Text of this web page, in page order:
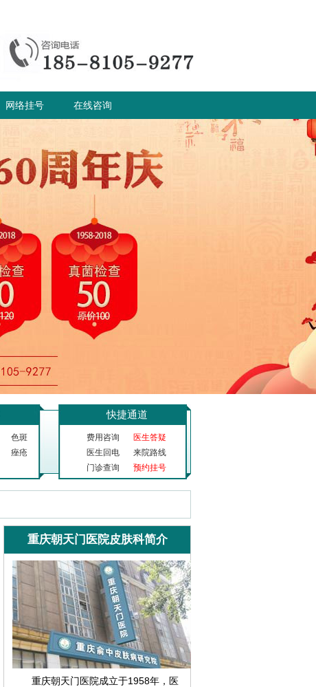
网络挂号 在线咨询
色斑
痤疮
快捷通道
费用咨询
医生答疑
医生回电
来院路线
门诊查询
预约挂号
重庆朝天门医院皮肤科简介
重庆朝天门医院成立于1958年，医